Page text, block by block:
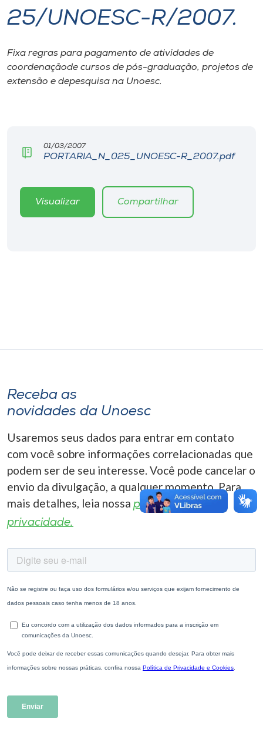
I.nova
Diplomados
Editora
A+
25/UNOESC-R/2007.
Fixa regras para pagamento de atividades de
coordenaçãode cursos de pós-graduação, projetos de
extensão e depesquisa na Unoesc.
01/03/2007
PORTARIA_N_025_UNOESC-R_2007.pdf
Visualizar Compartilhar
Receba as
novidades da Unoesc
Usaremos seus dados para entrar em contato
com você sobre informações correlacionadas que
podem ser de seu interesse. Você pode cancelar o
envio da divulgação, a qualquer momento. Para
mais detalhes, leia nossa política de
privacidade.